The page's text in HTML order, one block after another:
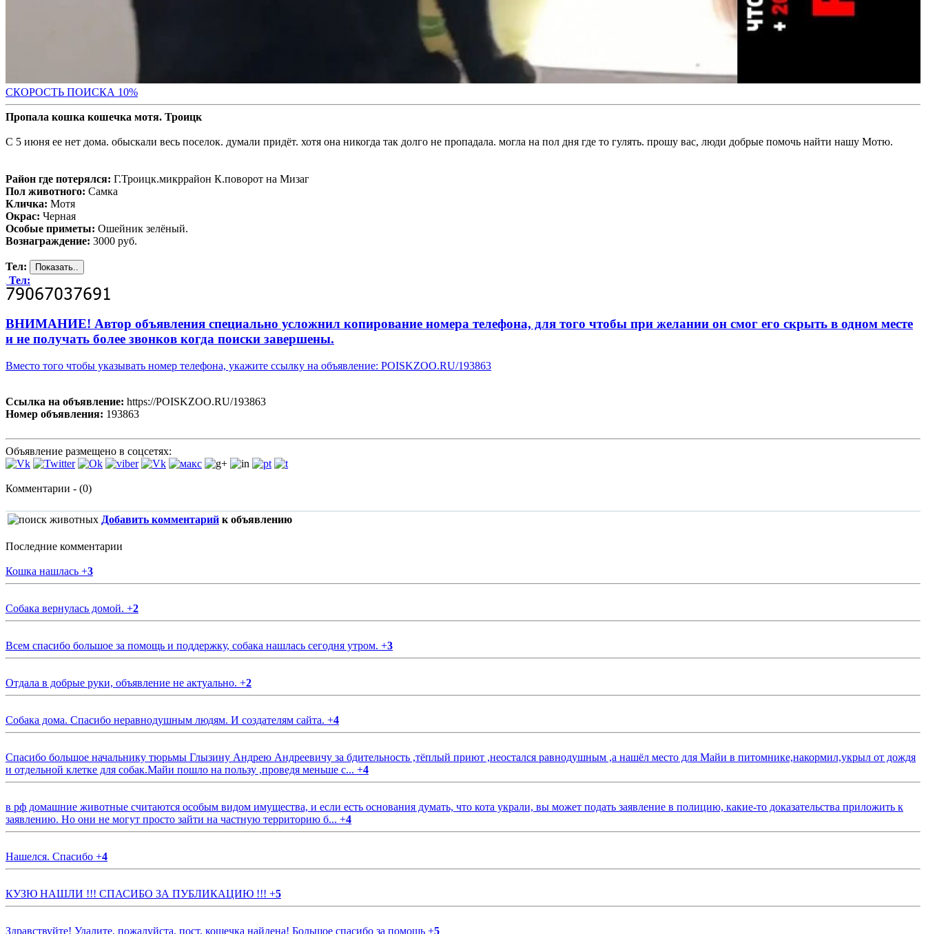
СКОРОСТЬ ПОИСКА 10%
Пропала кошка кошечка мотя. Троицк
С 5 июня ее нет дома. обыскали весь поселок. думали придёт. хотя она никогда так долго не пропадала. могла на пол дня где то гулять. прошу вас, люди добрые помочь найти нашу Мотю.
Район где потерялся: Г.Троицк.микррайон К.поворот на Мизаг
Пол животного: Самка
Кличка: Мотя
Окрас: Черная
Особые приметы: Ошейник зелёный.
Вознаграждение: 3000 руб.
Тел:
Тел:
ВНИМАНИЕ! Автор объявления специально усложнил копирование номера телефона, для того чтобы при желании он смог его скрыть в одном месте
и не получать более звонков когда поиски завершены.
Вместо того чтобы указывать номер телефона, укажите ссылку на объявление: POISKZOO.RU/193863
Ссылка на объявление: https://POISKZOO.RU/193863
Номер объявления: 193863
Объявление размещено в соцсетях:
Комментарии - (0)
Добавить комментарий к объявлению
Последние комментарии
Кошка нашлась +3
Собака вернулась домой. +2
Всем спасибо большое за помощь и поддержку, собака нашлась сегодня утром. +3
Отдала в добрые руки, объявление не актуально. +2
Собака дома. Спасибо неравнодушным людям. И создателям сайта. +4
Спасибо большое начальнику тюрьмы Глызину Андрею Андреевичу за бдительность ,тёплый приют ,неостался равнодушным ,а нашёл место для Майи в питомнике,накормил,укрыл от дождя
и отдельной клетке для собак.Майи пошло на пользу ,проведя меньше с... +4
в рф домашние животные считаются особым видом имущества, и если есть основания думать, что кота украли, вы может подать заявление в полицию, какие-то доказательства приложить к
заявлению. Но они не могут просто зайти на частную территорию б... +4
Нашелся. Спасибо +4
КУЗЮ НАШЛИ !!! СПАСИБО ЗА ПУБЛИКАЦИЮ !!! +5
Здравствуйте! Удалите, пожалуйста, пост, кошечка найдена! Большое спасибо за помощь +5